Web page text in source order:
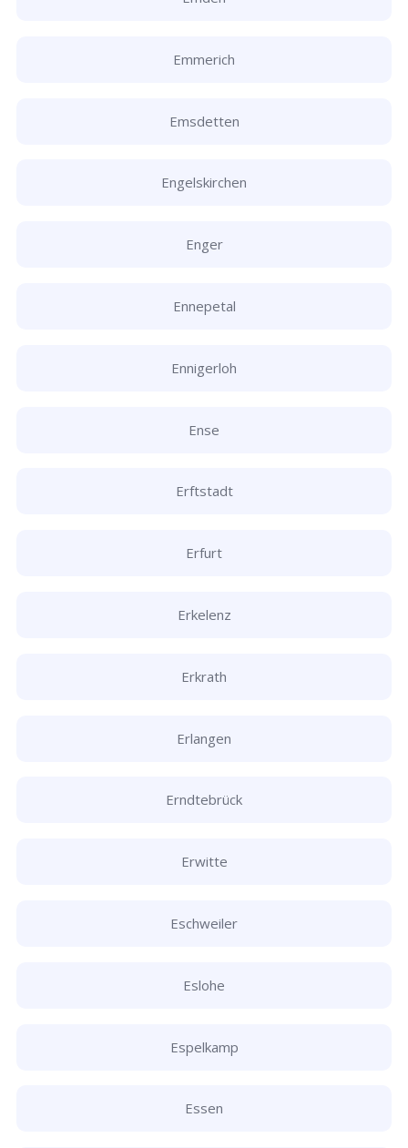
Emmerich
Emsdetten
Engelskirchen
Enger
Ennepetal
Ennigerloh
Ense
Erftstadt
Erfurt
Erkelenz
Erkrath
Erlangen
Erndtebrück
Erwitte
Eschweiler
Eslohe
Espelkamp
Essen